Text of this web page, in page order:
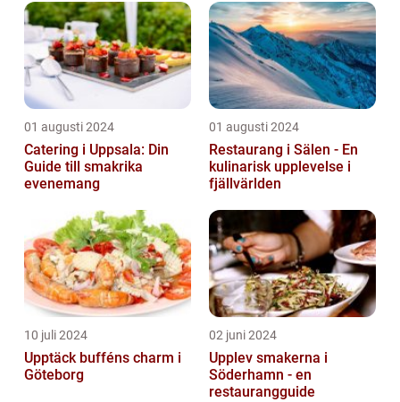
01 augusti 2024
Catering i Uppsala: Din
Guide till smakrika
evenemang
01 augusti 2024
Restaurang i Sälen - En
kulinarisk upplevelse i
fjällvärlden
10 juli 2024
Upptäck bufféns charm i
Göteborg
02 juni 2024
Upplev smakerna i
Söderhamn - en
restaurangguide